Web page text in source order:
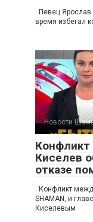
Певец Ярослав
время избегал
Новости
Конфликт
Киселев
отказе
Конфликт
SHAMAN, и
Киселевым